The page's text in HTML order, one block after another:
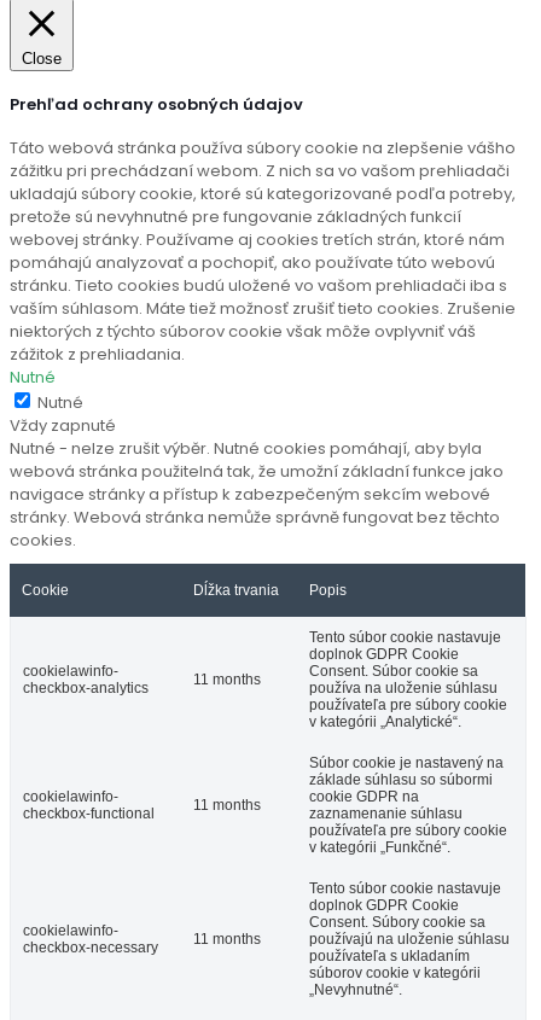
Close
Prehľad ochrany osobných údajov
Táto webová stránka používa súbory cookie na zlepšenie vášho
zážitku pri prechádzaní webom. Z nich sa vo vašom prehliadači
ukladajú súbory cookie, ktoré sú kategorizované podľa potreby,
pretože sú nevyhnutné pre fungovanie základných funkcií
webovej stránky. Používame aj cookies tretích strán, ktoré nám
pomáhajú analyzovať a pochopiť, ako používate túto webovú
stránku. Tieto cookies budú uložené vo vašom prehliadači iba s
vaším súhlasom. Máte tiež možnosť zrušiť tieto cookies. Zrušenie
niektorých z týchto súborov cookie však môže ovplyvniť váš
zážitok z prehliadania.
Nutné
Nutné
Vždy zapnuté
Nutné - nelze zrušit výběr. Nutné cookies pomáhají, aby byla
webová stránka použitelná tak, že umožní základní funkce jako
navigace stránky a přístup k zabezpečeným sekcím webové
stránky. Webová stránka nemůže správně fungovat bez těchto
cookies.
Cookie Dĺžka trvania Popis
cookielawinfo-
checkbox-analytics
11 months
Tento súbor cookie nastavuje
doplnok GDPR Cookie
Consent. Súbor cookie sa
používa na uloženie súhlasu
používateľa pre súbory cookie
v kategórii „Analytické“.
cookielawinfo-
checkbox-functional
11 months
Súbor cookie je nastavený na
základe súhlasu so súbormi
cookie GDPR na
zaznamenanie súhlasu
používateľa pre súbory cookie
v kategórii „Funkčné“.
cookielawinfo-
checkbox-necessary
11 months
Tento súbor cookie nastavuje
doplnok GDPR Cookie
Consent. Súbory cookie sa
používajú na uloženie súhlasu
používateľa s ukladaním
súborov cookie v kategórii
„Nevyhnutné“.